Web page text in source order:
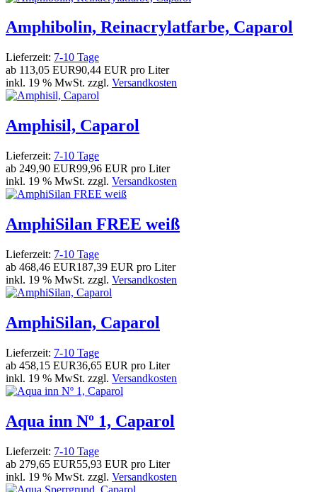
Amphibolin, Reinacrylatfarbe, Caparol
Lieferzeit: 7-10 Tage
ab 113,05 EUR90,44 EUR pro Liter
inkl. 19 % MwSt. zzgl. Versandkosten
Amphisil, Caparol
Lieferzeit: 7-10 Tage
ab 249,90 EUR99,96 EUR pro Liter
inkl. 19 % MwSt. zzgl. Versandkosten
AmphiSilan FREE weiß
Lieferzeit: 7-10 Tage
ab 468,46 EUR187,39 EUR pro Liter
inkl. 19 % MwSt. zzgl. Versandkosten
AmphiSilan, Caparol
Lieferzeit: 7-10 Tage
ab 458,15 EUR36,65 EUR pro Liter
inkl. 19 % MwSt. zzgl. Versandkosten
Aqua inn Nº 1, Caparol
Lieferzeit: 7-10 Tage
ab 279,65 EUR55,93 EUR pro Liter
inkl. 19 % MwSt. zzgl. Versandkosten